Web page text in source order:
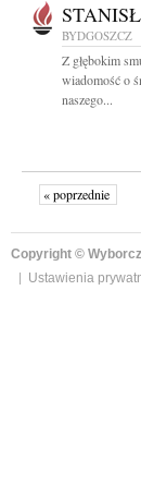
BYDGOSZCZ
Z głębokim
wiadomość o
naszego...
« poprzednie
Copyright ©
Ustawienia